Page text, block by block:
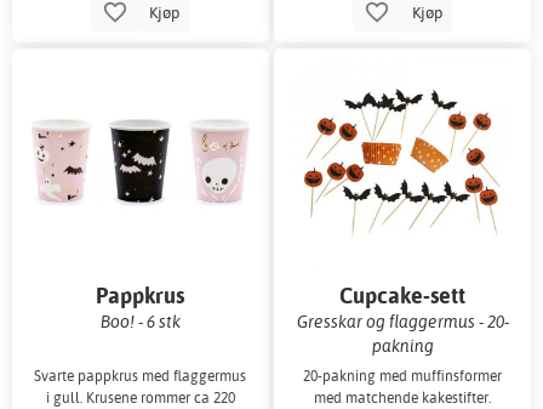
Kjøp Kjøp
Pappkrus
Boo! - 6 stk
Svarte pappkrus med flaggermus
i gull. Krusene rommer ca 220
Cupcake-sett
Gresskar og flaggermus - 20-
pakning
20-pakning med muffinsformer
med matchende kakestifter.